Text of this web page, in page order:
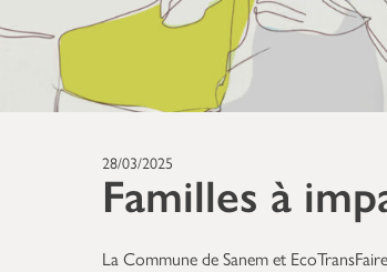
28/03/2025
Familles à
La Commune de Sanem et